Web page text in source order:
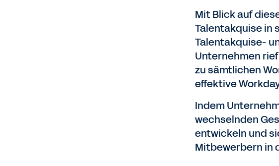
Mit Blick auf
Talentakquise in
Talentakquise-
Unternehmen
zu sämtlichen
effektive
Indem
wechselnden
entwickeln und
Mitbewerbern in